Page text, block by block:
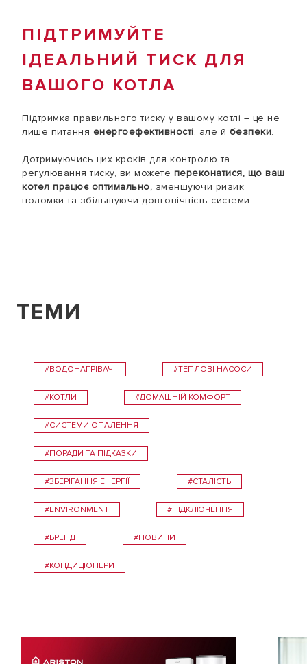
ПІДТРИМУЙТЕ
ІДЕАЛЬНИЙ ТИСК ДЛЯ
ВАШОГО КОТЛА
Підтримка правильного тиску у вашому котлі – це не
лише питання енергоефективності, але й безпеки.
Дотримуючись цих кроків для контролю та
регулювання тиску, ви можете переконатися, що ваш
котел працює оптимально, зменшуючи ризик
поломки та збільшуючи довговічність системи.
ТЕМИ
#ВОДОНАГРІВАЧІ #ТЕПЛОВІ НАСОСИ
#КОТЛИ #ДОМАШНІЙ КОМФОРТ
#СИСТЕМИ ОПАЛЕННЯ
#ПОРАДИ ТА ПІДКАЗКИ
#ЗБЕРІГАННЯ ЕНЕРГІЇ #СТАЛІСТЬ
#ENVIRONMENT #ПІДКЛЮЧЕННЯ
#БРЕНД #НОВИНИ
#КОНДИЦІОНЕРИ